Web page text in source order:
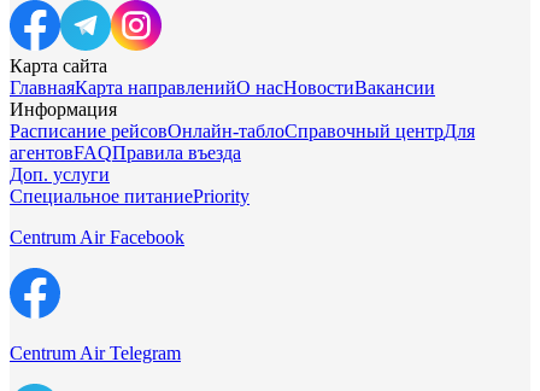
Карта сайта
ГлавнаяКарта направленийО насНовостиВакансии
Информация
Расписание рейсовОнлайн-таблоСправочный центрДля
агентовFAQПравила въезда
Доп. услуги
Специальное питаниеPriority
Centrum Air Facebook
Centrum Air Telegram